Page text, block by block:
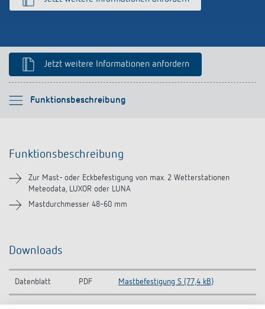
Anfahrt
Jetzt weitere Informationen anfordern
Funktionsbeschreibung
Bitte auswählen
Funktionsbeschreibung
Zur Mast- oder Eckbefestigung von max. 2 Wetterstationen
Meteodata, LUXOR oder LUNA
Mastdurchmesser 48-60 mm
Downloads
Datenblatt PDF Mastbefestigung S (77,4 kB)